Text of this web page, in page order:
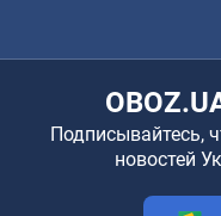
Подписывайтесь,
новостей